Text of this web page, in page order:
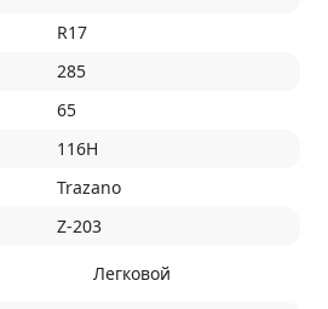
R17
285
65
116H
Trazano
Z-203
Легковой